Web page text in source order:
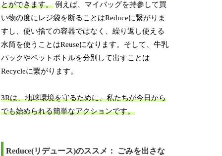
とができます。 例えば、マイバッグを持参して買
い物の度にレジ袋を断ることはReduceに繋がりま
すし、使い捨ての容器ではなく、繰り返し使える
水筒を使うことはReuseになります。そして、牛乳
パックやペットボトルを分別して出すことは
Recycleに繋がります。
3Rは、地球環境を守るために、私たちが今日から
でも始められる簡単なアクションです。
Reduce(リデュース)のススメ： ごみを出さな